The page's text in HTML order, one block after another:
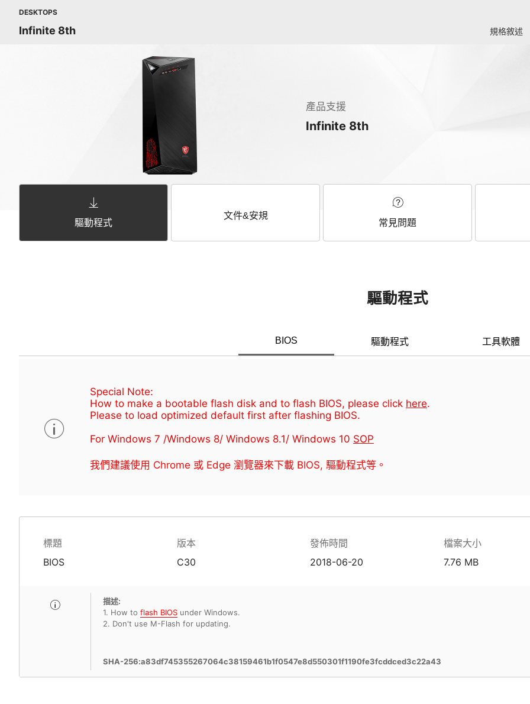
DESKTOPS
Infinite 8th 規格敘述
產品支援
Infinite 8th
驅動程式
文件&安規
常見問題
驅動程式
BIOS 驅動程式 工具軟體
Special Note:
How to make a bootable flash disk and to flash BIOS, please click here.
Please to load optimized default first after flashing BIOS.
For Windows 7 /Windows 8/ Windows 8.1/ Windows 10 SOP
我們建議使用 Chrome 或 Edge 瀏覽器來下載 BIOS, 驅動程式等。
標題 版本 發佈時間
檔案大小
BIOS
C30 2018-06-20 7.76 MB
描述:
1. How to flash BIOS under Windows.
2. Don't use M-Flash for updating.
SHA-256:a83df745355267064c38159461b1f0547e8d550301f1190fe3fcddced3c22a43